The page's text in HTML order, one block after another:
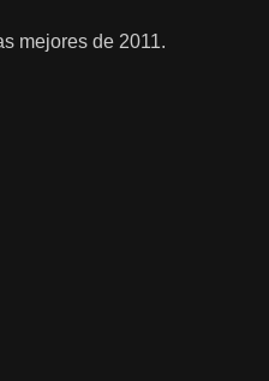
mejores de 2011.